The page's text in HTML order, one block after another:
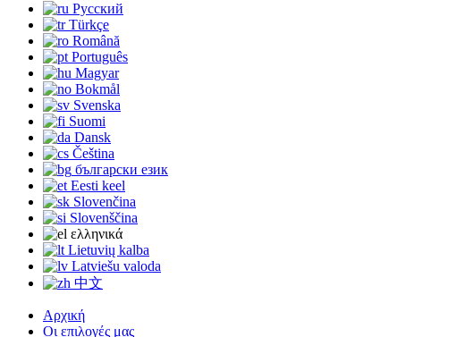
Русский
Türkçe
Română
Português
Magyar
Bokmål
Svenska
Suomi
Dansk
Čeština
български език
Eesti keel
Slovenčina
Slovenščina
ελληνικά
Lietuvių kalba
Latviešu valoda
中文
Αρχική
Οι επιλογές μας